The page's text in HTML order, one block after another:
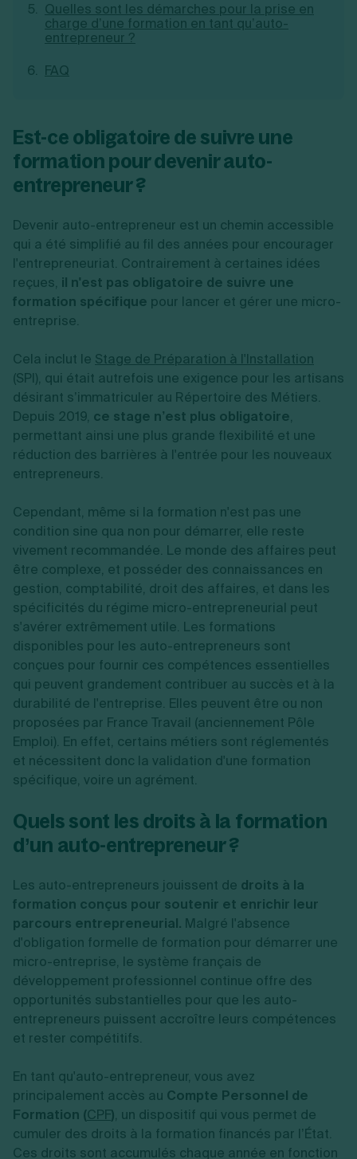
Quelles sont les démarches pour la prise en
charge d’une formation en tant qu’auto-
entrepreneur ?
FAQ
Est-ce obligatoire de suivre une
formation pour devenir auto-
entrepreneur ?
Devenir auto-entrepreneur est un chemin accessible
qui a été simplifié au fil des années pour encourager
l'entrepreneuriat. Contrairement à certaines idées
reçues, il n'est pas obligatoire de suivre une
formation spécifique pour lancer et gérer une micro-
entreprise.
Cela inclut le Stage de Préparation à l'Installation
(SPI), qui était autrefois une exigence pour les artisans
désirant s’immatriculer au Répertoire des Métiers.
Depuis 2019, ce stage n’est plus obligatoire,
permettant ainsi une plus grande flexibilité et une
réduction des barrières à l'entrée pour les nouveaux
entrepreneurs.
Cependant, même si la formation n'est pas une
condition sine qua non pour démarrer, elle reste
vivement recommandée. Le monde des affaires peut
être complexe, et posséder des connaissances en
gestion, comptabilité, droit des affaires, et dans les
spécificités du régime micro-entrepreneurial peut
s'avérer extrêmement utile. Les formations
disponibles pour les auto-entrepreneurs sont
conçues pour fournir ces compétences essentielles
qui peuvent grandement contribuer au succès et à la
durabilité de l'entreprise. Elles peuvent être ou non
proposées par France Travail (anciennement Pôle
Emploi). En effet, certains métiers sont réglementés
et nécessitent donc la validation d'une formation
spécifique, voire un agrément.
Quels sont les droits à la formation
d’un auto-entrepreneur ?
Les auto-entrepreneurs jouissent de droits à la
formation conçus pour soutenir et enrichir leur
parcours entrepreneurial. Malgré l'absence
d'obligation formelle de formation pour démarrer une
micro-entreprise, le système français de
développement professionnel continue offre des
opportunités substantielles pour que les auto-
entrepreneurs puissent accroître leurs compétences
et rester compétitifs.
En tant qu'auto-entrepreneur, vous avez
principalement accès au Compte Personnel de
Formation (CPF), un dispositif qui vous permet de
cumuler des droits à la formation financés par l’État.
Ces droits sont accumulés chaque année en fonction